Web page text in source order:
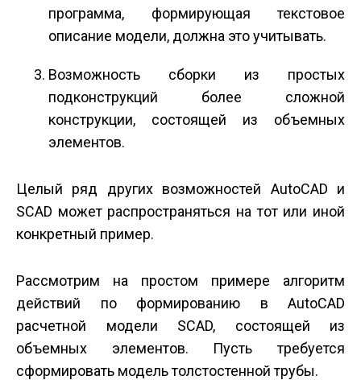
программа, формирующая текстовое
описание модели, должна это учитывать.
Возможность сборки из простых
подконструкций более сложной
конструкции, состоящей из объемных
элементов.
Целый ряд других возможностей AutoCAD и
SCAD может распространяться на тот или иной
конкретный пример.
Рассмотрим на простом примере алгоритм
действий по формированию в AutoCAD
расчетной модели SCAD, состоящей из
объемных элементов. Пусть требуется
сформировать модель толстостенной трубы.